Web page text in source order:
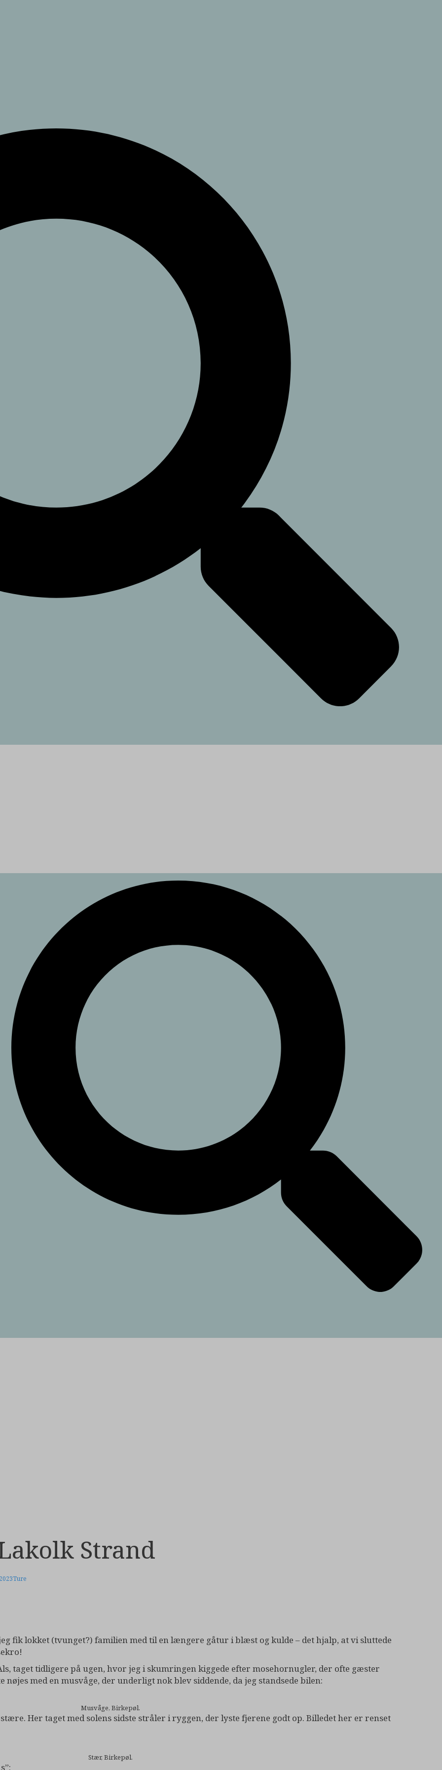
Strand
Ture
fik lokket (tvunget?) familien med til en længere gåtur i blæst og kulde – det hjalp, at vi sluttede
taget tidligere på ugen, hvor jeg i skumringen kiggede efter mosehornugler, der ofte gæster
med en musvåge, der underligt nok blev siddende, da jeg standsede bilen:
Musvåge, Birkepøl.
Her taget med solens sidste stråler i ryggen, der lyste fjerene godt op. Billedet her er renset
Stær, Birkepøl.